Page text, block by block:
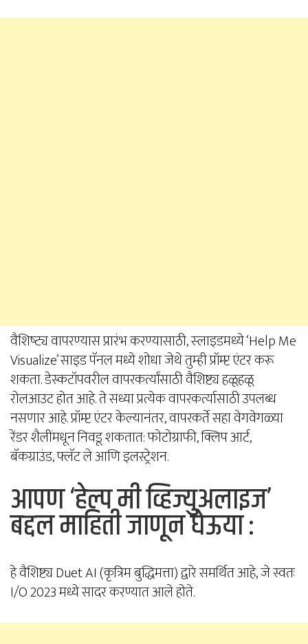
वैशिष्‍ट्य वापरण्‍यास प्रारंभ करण्‍यासाठी, स्‍लाइडमध्‍ये ‘Help Me
Visualize’ साइड पॅनल मध्ये शोधा जेथे तुम्ही प्रॉम्प्ट एंटर करू
शकता. डेस्कटॉपवरील वापरकर्त्यांसाठी वैशिष्ट्य हळूहळू
रोलआउट होत आहे. ते सध्या प्रत्येक वापरकर्त्यासाठी उपलब्ध
नसणार आहे. प्रॉम्प्ट एंटर केल्यानंतर, वापरकर्ते सहा वेगवेगळ्या
रेंडर शैलींमधून निवडू शकतात: फोटोग्राफी, क्लिप आर्ट,
बॅकग्राउंड, फ्लॅट ले आणि इलस्ट्रेशन.
आपण ‘हेल्प मी व्हिज्युअलाइज’
बद्दल माहिती जाणून घेऊया :
हे वैशिष्ट्य Duet AI (कृत्रिम बुद्धिमत्ता) द्वारे समर्थित आहे, जे स्वतः
I/O 2023 मध्ये सादर करण्यात आले होते.